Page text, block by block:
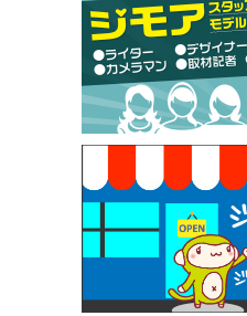
【ジモア限定特典①
50円（Premiere（
[有効期限]2026年9月30日
焼き餃子 一皿サー
早稲田店）
[有効期限]2026年9月30日